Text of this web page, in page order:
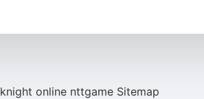
knight online nttgame Sitemap